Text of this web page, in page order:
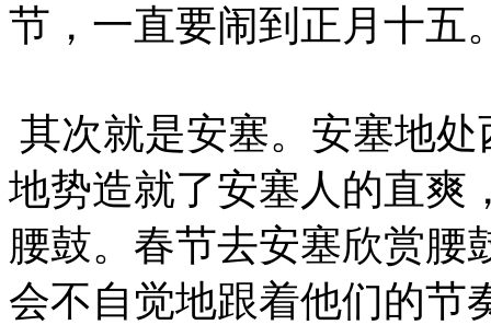
节，一直要闹到正月十五
其次就是安塞。安塞地
地势造就了安塞人的直爽
腰鼓。春节去安塞欣赏腰
会不自觉地跟着他们的节